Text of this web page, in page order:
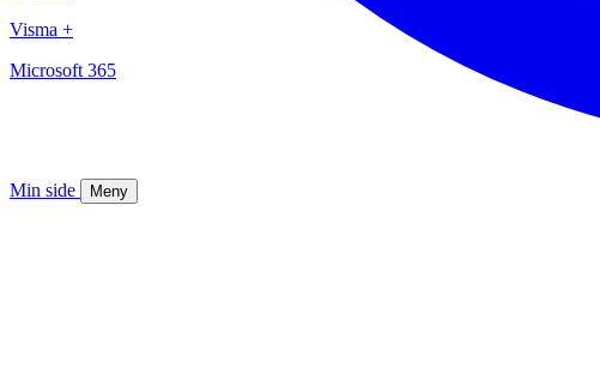
Min side Meny
Visma +
Microsoft 365